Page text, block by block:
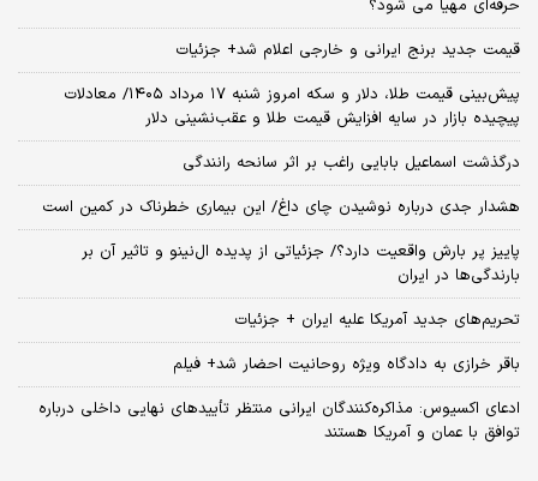
حرفه‌ای مهیا می شود؟
قیمت جدید برنج ایرانی و خارجی اعلام شد+ جزئیات
پیش‌بینی قیمت طلا، دلار و سکه امروز شنبه ۱۷ مرداد ۱۴۰۵/ معادلات
پیچیده بازار در سایه افزایش قیمت طلا و عقب‌نشینی دلار
درگذشت اسماعیل بابایی راغب بر اثر سانحه رانندگی
هشدار جدی درباره نوشیدن چای داغ/ این بیماری خطرناک در کمین است
پاییز پر بارش واقعیت دارد؟/ جزئیاتی از پدیده ال‌نینو و تاثیر آن بر
بارندگی‌ها در ایران
تحریم‌های جدید آمریکا علیه ایران + جزئیات
باقر خرازی به دادگاه ویژه روحانیت احضار شد+ فیلم
ادعای اکسیوس: مذاکره‌کنندگان ایرانی منتظر تأییدهای نهایی داخلی درباره
توافق با عمان و آمریکا هستند